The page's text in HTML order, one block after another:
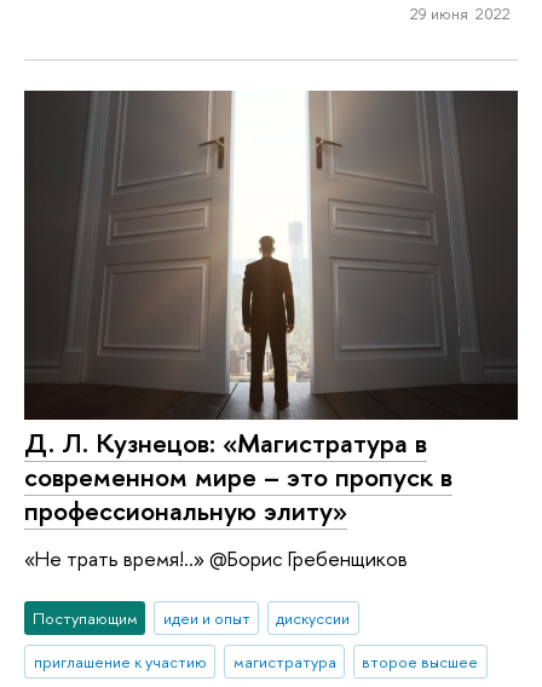
29 июня 2022
Д. Л. Кузнецов: «Магистратура в
современном мире – это пропуск в
профессиональную элиту»
«Не трать время!..» @Борис Гребенщиков
Поступающим идеи и опыт
дискуссии
приглашение к участию
магистратура второе высшее